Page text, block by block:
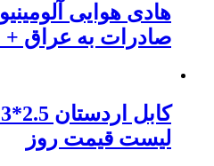
صادرات به عراق +
لیست قیمت روز